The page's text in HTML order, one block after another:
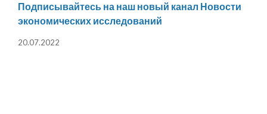
Подписывайтесь на наш новый канал Новости
экономических исследований
20.07.2022